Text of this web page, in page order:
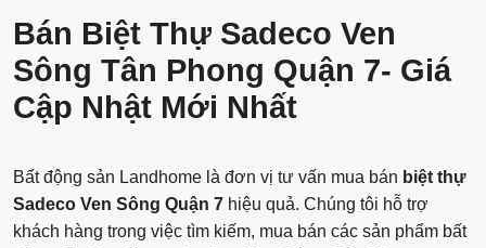
Bán Biệt Thự Sadeco Ven
Sông Tân Phong Quận 7- Giá
Cập Nhật Mới Nhất
Bất động sản Landhome là đơn vị tư vấn mua bán biệt thự
Sadeco Ven Sông Quận 7 hiệu quả. Chúng tôi hỗ trợ
khách hàng trong việc tìm kiếm, mua bán các sản phẩm bất